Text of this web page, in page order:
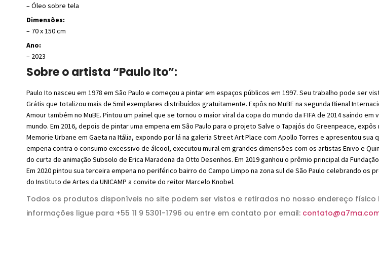
– Óleo sobre tela
Dimensões:
– 70 x 150 cm
Ano:
– 2023
Sobre o artista “Paulo Ito”:
Paulo Ito nasceu em 1978 em São Paulo e começou a pintar em espaços públicos em 1997. Seu trabalho pode ser
Grátis que totalizou mais de 5mil exemplares distribuídos gratuitamente. Expôs no MuBE na segunda Bienal
Amour também no MuBE. Pintou um painel que se tornou o maior viral da copa do mundo da FIFA de 2014 saindo
mundo. Em 2016, depois de pintar uma empena em São Paulo para o projeto Salve o Tapajós do Greenpeace,
Memorie Urbane em Gaeta na Itália, expondo por lá na galeria Street Art Place com Apollo Torres e apresentou sua
empena contra o consumo excessivo de álcool, executou mural em grandes dimensões com os artistas Enivo e
do curta de animação Subsolo de Erica Maradona da Otto Desenhos. Em 2019 ganhou o prêmio principal da
Em 2020 pintou sua terceira empena no periférico bairro do Campo Limpo na zona sul de São Paulo celebrando
do Instituto de Artes da UNICAMP a convite do reitor Marcelo Knobel.
Todos os produtos disponíveis no site podem ser vistos e retirados no nosso endereço físico
informações ligue para +55 11 9 5301-1796 ou entre em contato por email: